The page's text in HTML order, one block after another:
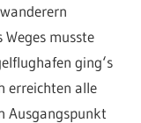
musste
ging‘s
erreichten alle
Ausgangspunkt